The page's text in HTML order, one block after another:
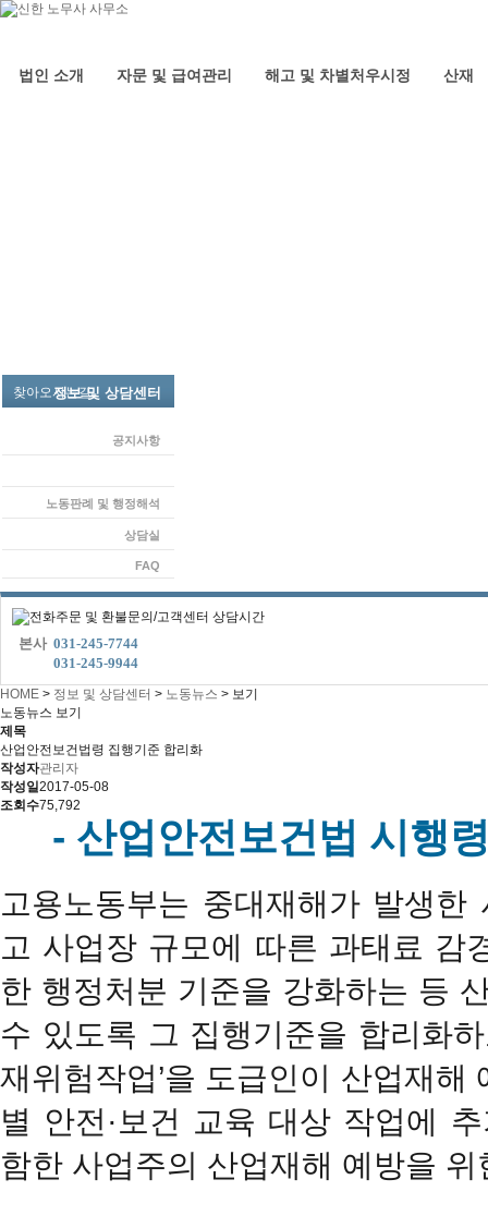
법인 소개
찾아오시는길
자문 및 급여관리 해고 및 차별처우시정 산재
정보 및 상담센터
공지사항
노동판례 및 행정해석
상담실
FAQ
본사 031-245-7744
031-245-9944
HOME > 정보 및 상담센터 > 노동뉴스 > 보기
노동뉴스 보기
제목
산업안전보건법령 집행기준 합리화
작성자관리자
작성일2017-05-08
조회수75,792
- 산업안전보건법 시행
고용노동부는 중대재해가 발생
고 사업장 규모에 따른 과태료 감
한 행정처분 기준을 강화하는 등
수 있도록 그 집행기준을 합리화
재위험작업’을 도급인이 산업재
별 안전·보건 교육 대상 작업에
함한 사업주의 산업재해 예방을